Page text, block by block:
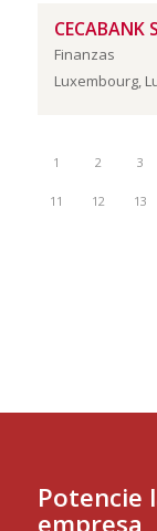
CECABANK
Finanzas
Luxembourg,
1 2 3
11 12 13
Potencie
empresa